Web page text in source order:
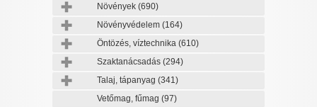
Növények (690)
Növényvédelem (164)
Öntözés, víztechnika (610)
Szaktanácsadás (294)
Talaj, tápanyag (341)
Vetőmag, fűmag (97)